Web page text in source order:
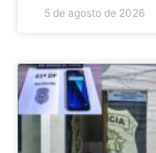
5 de agosto de 2026